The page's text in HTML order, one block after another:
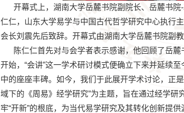
开幕式上，湖南大学岳麓书院副院长、岳麓书
仁仁，山东大学易学与中国古代哲学研究中心执行
会长刘震先后致辞。开幕式由湖南大学岳麓书院副教
陈仁仁首先对与会学者表示感谢，他回顾了岳
开始，“会讲”这一学术研讨模式便确立下来并延续
中的座座丰碑。如今，我们于此展开学术讨论，正
域下的《周易》经学研究”为主题，旨在通过经学研
牢“开新”的根底，为当代易学研究及其转化创新提供